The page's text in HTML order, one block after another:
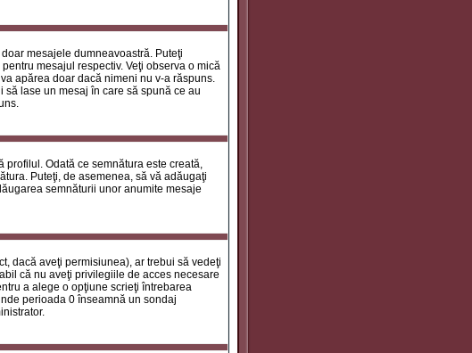
mesajele dumneavoastră. Puteţi
pentru mesajul respectiv. Veţi observa o mică
apărea doar dacă nimeni nu v-a răspuns.
lase un mesaj în care să spună ce au
profilul. Odată ce semnătura este creată,
Puteţi, de asemenea, să vă adăugaţi
semnăturii unor anumite mesaje
dacă aveţi permisiunea), ar trebui să vedeţi
că nu aveţi privilegiile de acces necesare
a alege o opţiune scrieţi întrebarea
perioada 0 înseamnă un sondaj